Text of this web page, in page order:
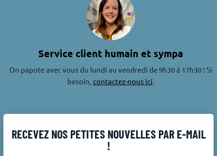
Service client humain et sympa
On papote avec vous du lundi au vendredi de 9h30 à 17h30 ! Si
besoin, contactez-nous ici.
RECEVEZ NOS PETITES NOUVELLES PAR E-MAIL
!